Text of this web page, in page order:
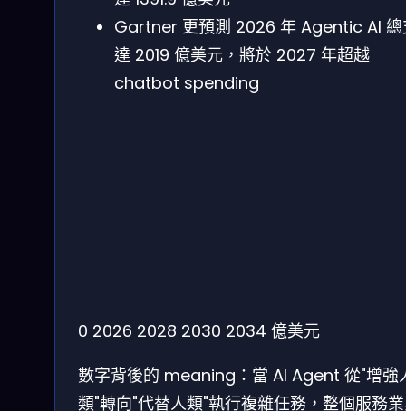
Gartner 更預測 2026 年 Agentic AI 總
達 2019 億美元，將於 2027 年超越
chatbot spending
0 2026 2028 2030 2034 億美元
數字背後的 meaning：當 AI Agent 從"增強
類"轉向"代替人類"執行複雜任務，整個服務